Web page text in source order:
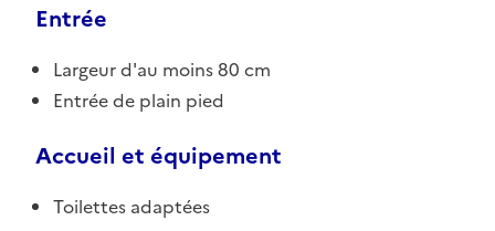
Entrée
Largeur d'au moins 80 cm
Entrée de plain pied
Accueil et équipement
Toilettes adaptées